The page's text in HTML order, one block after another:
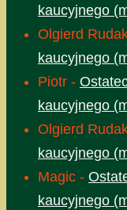
kaucyjnego
Olgierd
kaucyjnego
Piotr -
kaucyjnego
Olgierd
kaucyjnego
Magic -
kaucyjnego